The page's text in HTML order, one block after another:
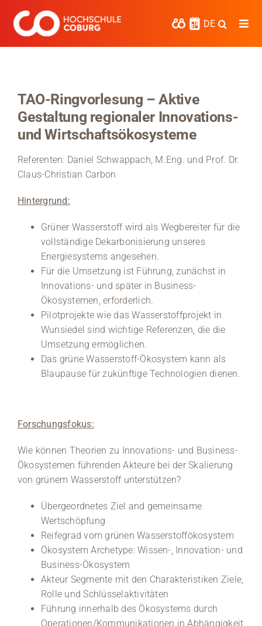
Inhalt
springen
DE
Kooperieren
Hochschule Coburg
Regionalentwicklung
Entdecke die Region
Informationen für …
Kontakt
Medien
Stellenangebote
News
Veranstaltungen
TAO-Ringvorlesung – Aktive
Gestaltung regionaler Innovations-
und Wirtschaftsökosysteme
Referenten: Daniel Schwappach, M.Eng. und Prof. Dr.
Claus-Christian Carbon
Hintergrund:
Grüner Wasserstoff wird als Wegbereiter für die
vollständige Dekarbonisierung unseres
Energiesystems angesehen.
Für die Umsetzung ist Führung, zunächst in
Innovations- und später in Business-
Ökosystemen, erforderlich.
Pilotprojekte wie das Wasserstoffprojekt in
Wunsiedel sind wichtige Referenzen, die die
Umsetzung ermöglichen.
Das grüne Wasserstoff-Ökosystem kann als
Blaupause für zukünftige Technologien dienen.
Forschungsfokus:
Wie können Theorien zu Innovations- und Business-
Ökosystemen führenden Akteure bei der Skalierung
von grünem Wasserstoff unterstützen?
Übergeordnetes Ziel and gemeinsame
Wertschöpfung
Reifegrad vom grünen Wasserstoffökosystem
Ökosystem Archetype: Wissen-, Innovation- und
Business-Ökosystem
Akteur Segmente mit den Charakteristiken Ziele,
Rolle und Schlüsselaktivitäten
Führung innerhalb des Ökosystems durch
Operationen/Kommunikationen in Abhängigkeit